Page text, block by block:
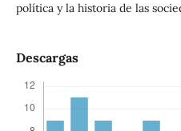
política y la historia de las
Descargas